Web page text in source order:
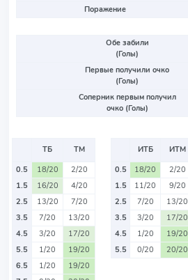
Поражение
Обе забили
(Голы)
Первые получили очко
(Голы)
Соперник первым получил
очко (Голы)
ТБ
ТМ
0.5
18/20
2/20
1.5
16/20
4/20
2.5
13/20
7/20
3.5
7/20
13/20
4.5
3/20
17/20
5.5
1/20
19/20
6.5
1/20
19/20
ИТБ
ИТМ
0.5
18/20
2/20
1.5
11/20
9/20
2.5
7/20
13/20
3.5
3/20
17/20
4.5
1/20
19/20
5.5
0/20 20/20